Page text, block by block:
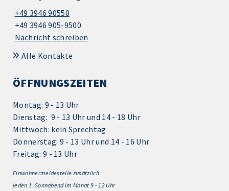
+49 3946 90550
+49 3946 905-9500
Nachricht schreiben
Alle Kontakte
ÖFFNUNGSZEITEN
Montag: 9 - 13 Uhr
Dienstag: 9 - 13 Uhr und 14 - 18 Uhr
Mittwoch: kein Sprechtag
Donnerstag: 9 - 13 Uhr und 14 - 16 Uhr
Freitag: 9 - 13 Uhr
Einwohnermeldestelle zusätzlich
jeden 1. Sonnabend im Monat 9 - 12 Uhr